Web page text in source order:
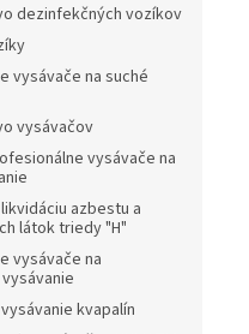
dezinfekčných vozíkov
vysávače na suché
vysávačov
vysávače na
azbestu a
látok triedy "H"
vysávače na
kvapalín